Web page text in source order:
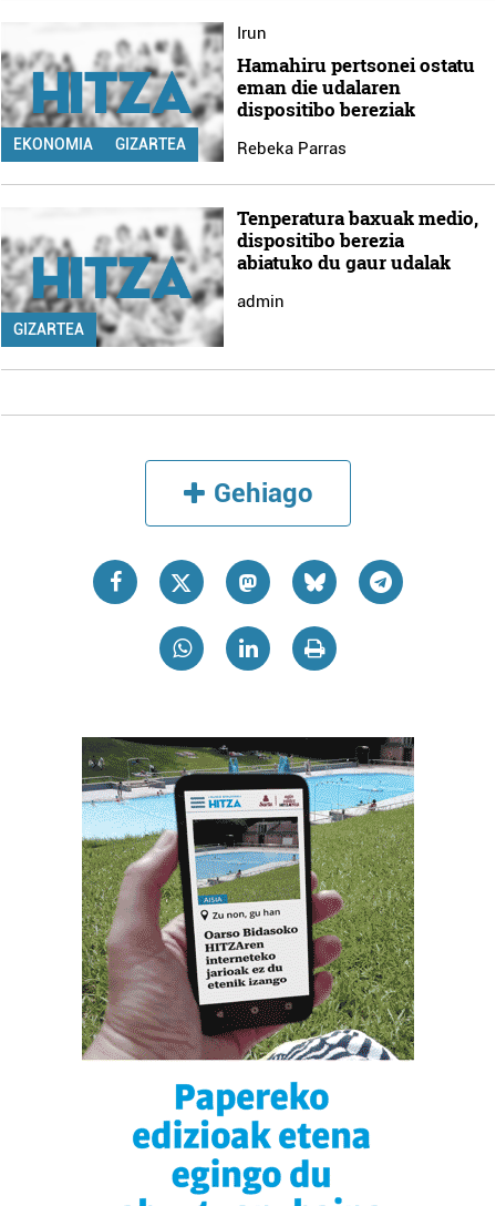
EKONOMIA GIZARTEA
Irun
Hamahiru pertsonei ostatu
eman die udalaren
dispositibo bereziak
Rebeka Parras
GIZARTEA
Tenperatura baxuak medio,
dispositibo berezia
abiatuko du gaur udalak
admin
Gehiago